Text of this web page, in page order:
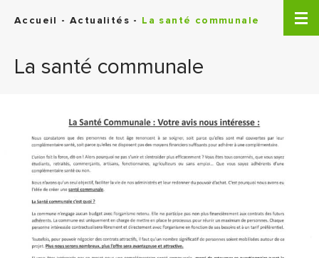
Accueil -Actualités - La santé communale
La santé communale